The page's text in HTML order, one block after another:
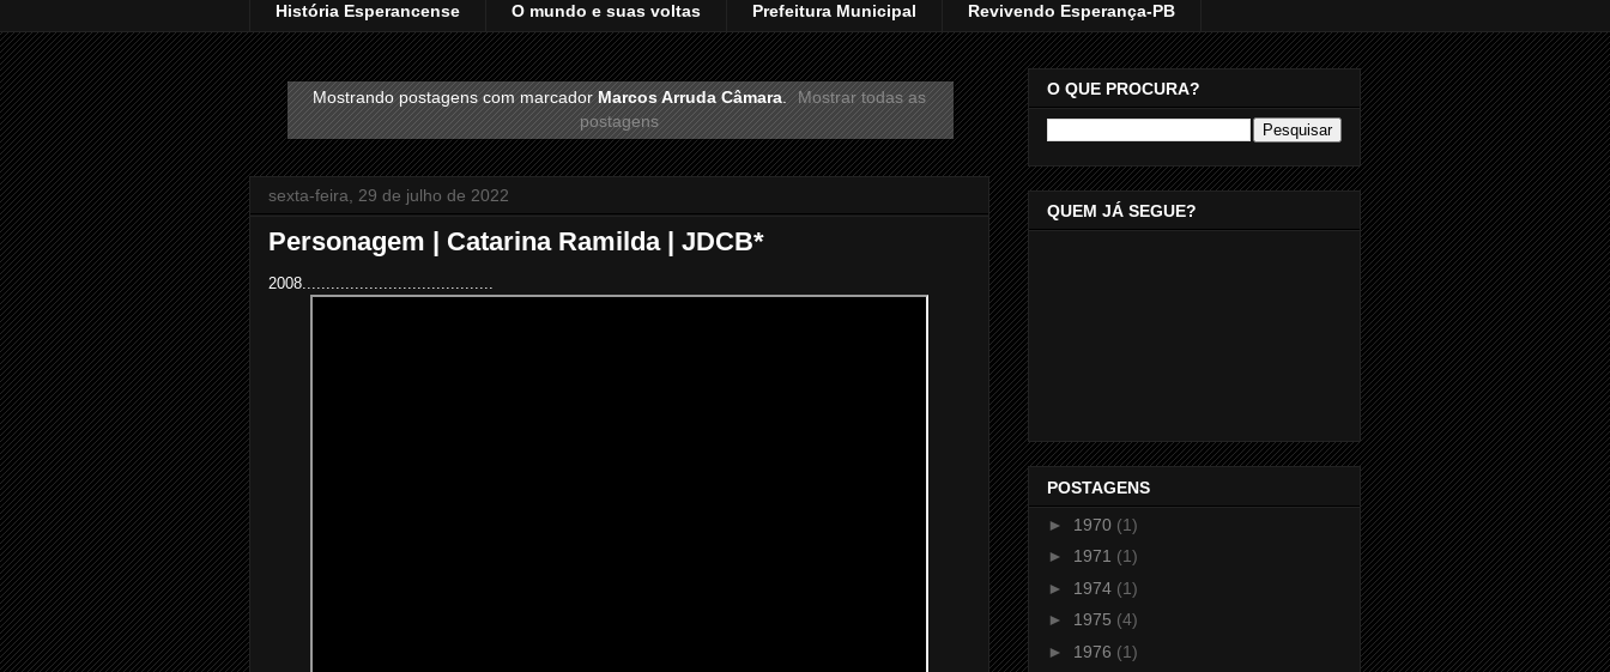
História Esperancense O mundo e suas voltas Prefeitura Municipal Revivendo Esperança-PB
Mostrando postagens com marcadorMarcos Arruda Câmara. Mostrar todas as
postagens
sexta-feira, 29 de julho de 2022
Personagem | Catarina Ramilda | JDCB*
2008........................................
O QUE PROCURA?
QUEM JÁ SEGUE?
POSTAGENS
► 1970 (1)
► 1971 (1)
► 1974 (1)
► 1975 (4)
► 1976 (1)